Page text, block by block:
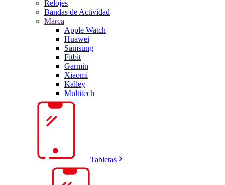
Relojes
Bandas de Actividad
Marca
Apple Watch
Huawei
Samsung
Fitbit
Garmin
Xiaomi
Kalley
Multitech
Tabletas